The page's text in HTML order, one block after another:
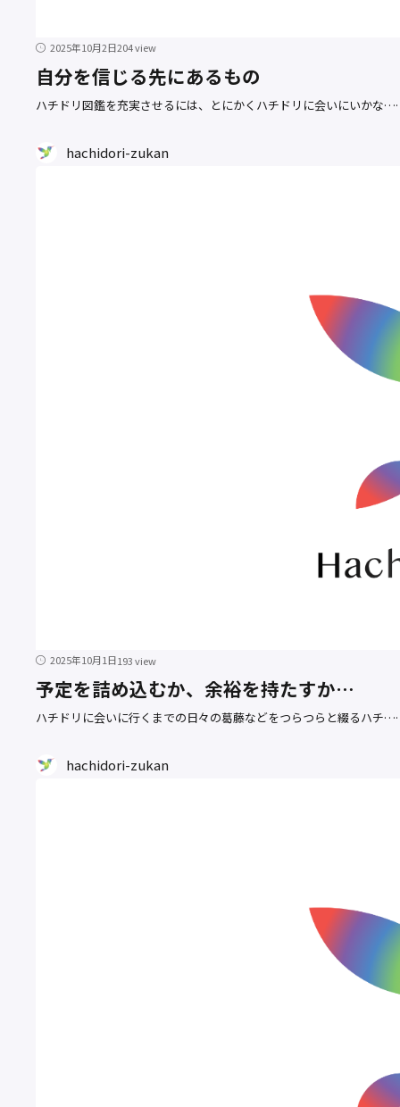
2025年10月2日204 view
自分を信じる先にあるもの
ハチドリ図鑑を充実させるには、とにかくハチドリに会いにいかな
hachidori-zukan
2025年10月1日193 view
予定を詰め込むか、余裕を持たすか…
ハチドリに会いに行くまでの日々の葛藤などをつらつらと綴るハチ
hachidori-zukan